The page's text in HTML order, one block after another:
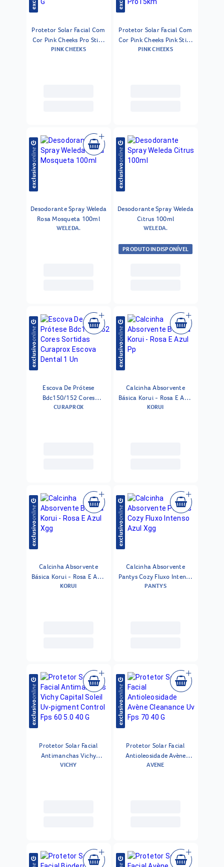
Protetor Solar Facial Com
Cor Pink Cheeks Pro Stick
Fps 96 Fpuva 43 Pro40 14
PINK CHEEKS
Protetor Solar Facial Com
Cor Pink Cheeks Pink Stick
Fps 90 Fpuva 70 Pro15km
PINK CHEEKS
Desodorante Spray Weleda
Rosa Mosqueta 100ml
WELEDA.
Desodorante Spray Weleda
Citrus 100ml
WELEDA.
PRODUTO INDISPONÍVEL
Escova De Prótese
Bdc150/152 Cores
Sortidas Curaprox Escova
CURAPROX
Calcinha Absorvente
Básica Korui - Rosa E Azul
Pp
KORUI
Calcinha Absorvente
Básica Korui - Rosa E Azul
Xgg
KORUI
Calcinha Absorvente
Pantys Cozy Fluxo Intenso
Azul Xgg
PANTYS
Protetor Solar Facial
Antimanchas Vichy
Capital Soleil Uv-pigment
VICHY
Protetor Solar Facial
Antioleosidade Avène
Cleanance Uv Fps 70 40 G
AVENE